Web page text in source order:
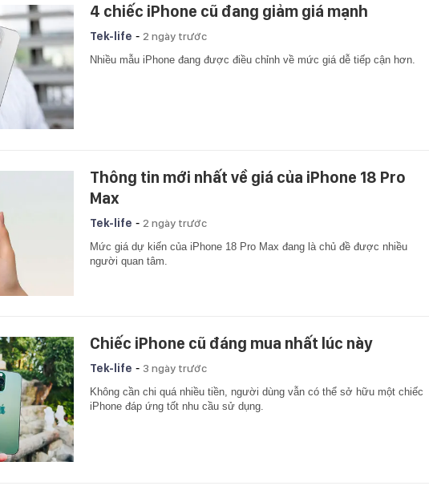
4 chiếc iPhone cũ đang giảm giá mạnh
Tek-life - 2 ngày trước
Nhiều mẫu iPhone đang được điều chỉnh về mức giá dễ tiếp cận hơn.
Thông tin mới nhất về giá của iPhone 18 Pro
Max
Tek-life - 2 ngày trước
Mức giá dự kiến của iPhone 18 Pro Max đang là chủ đề được nhiều
người quan tâm.
Chiếc iPhone cũ đáng mua nhất lúc này
Tek-life - 3 ngày trước
Không cần chi quá nhiều tiền, người dùng vẫn có thể sở hữu một chiếc
iPhone đáp ứng tốt nhu cầu sử dụng.